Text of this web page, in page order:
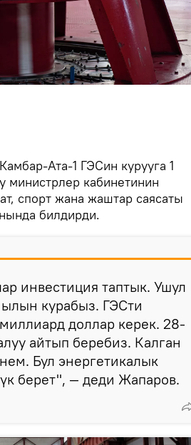
Ата-1 ГЭСин курууга 1
министрлер кабинетинин
спорт жана жаштар саясаты
билдирди.
инвестиция таптык. Ушул
курабыз. ГЭСти
доллар керек. 28-
айтып беребиз. Калган
Бул энергетикалык
берет", — деди Жапаров.